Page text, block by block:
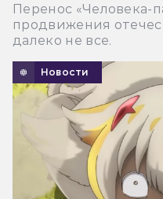
Перенос «Человека-
продвижения
далеко не все.
Новости